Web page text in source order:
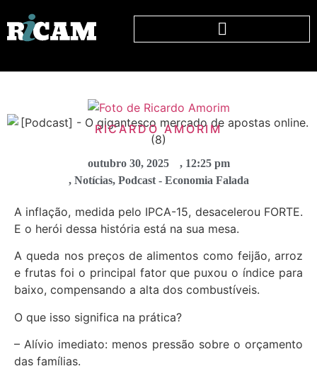
RICARDO AMORIM
outubro 30, 2025 , 12:25 pm
, Notícias, Podcast - Economia Falada
A inflação, medida pelo IPCA-15, desacelerou FORTE.
E o herói dessa história está na sua mesa.
A queda nos preços de alimentos como feijão, arroz
e frutas foi o principal fator que puxou o índice para
baixo, compensando a alta dos combustíveis.
O que isso significa na prática?
– Alívio imediato: menos pressão sobre o orçamento
das famílias.